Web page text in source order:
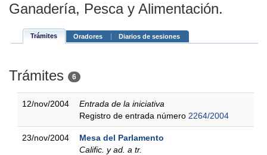
Ganadería, Pesca y Alimentación.
Trámites Oradores Diarios de sesiones
Trámites 6
12/nov/2004
Entrada de la iniciativa
Registro de entrada número 2264/2004
23/nov/2004
Mesa del Parlamento
Calific. y ad. a tr.